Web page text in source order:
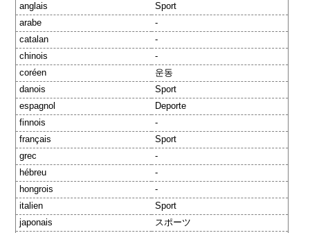
anglais
Sport
arabe
-
catalan
-
chinois
-
coréen
운동
danois
Sport
espagnol
Deporte
finnois
-
français
Sport
grec
-
hébreu
-
hongrois
-
italien
Sport
japonais
スポーツ